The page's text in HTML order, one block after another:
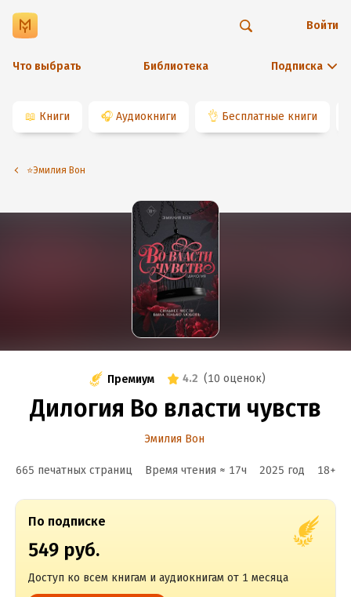
Что выбрать Библиотека Подписка
Войти
📖 Книги 🎧 Аудиокниги 👌 Бесплатные книги
⭐️Эмилия Вон
Премиум 4.2 (10 оценок)
Дилогия Во власти чувств
Эмилия Вон
665 печатных страниц Время чтения ≈ 17ч 2025 год 18+
По подписке
549 руб.
Доступ ко всем книгам и аудиокнигам от 1 месяца